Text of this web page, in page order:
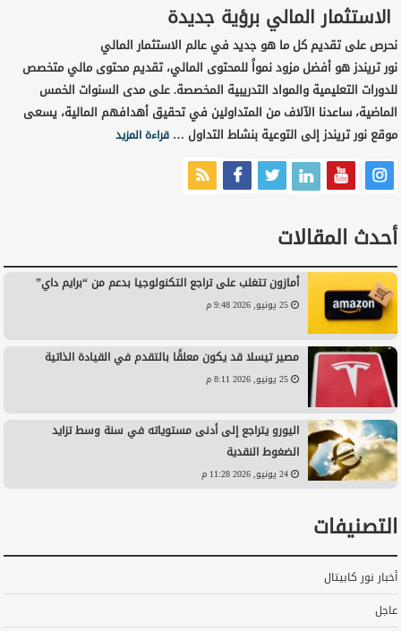
الاستثمار المالي برؤية جديدة
نحرص على تقديم كل ما هو جديد في عالم الاستثمار المالي
نور تريندز هو أفضل مزود نمواً للمحتوى المالي، تقديم محتوى مالي متخصص
للدورات التعليمية والمواد التدريبية المخصصة. على مدى السنوات الخمس
الماضية، ساعدنا الآلاف من المتداولين في تحقيق أهدافهم المالية، يسعى
موقع نور تريندز إلى التوعية بنشاط التداول …قراءة المزيد
أحدث المقالات
أمازون تتغلب على تراجع التكنولوجيا بدعم من “برايم داي”
25 يونيو, 2026 9:48 م
مصير تيسلا قد يكون معلقًا بالتقدم في القيادة الذاتية
25 يونيو, 2026 8:11 م
اليورو يتراجع إلى أدنى مستوياته في سنة وسط تزايد
الضغوط النقدية
24 يونيو, 2026 11:28 م
التصنيفات
أخبار نور كابيتال
عاجل